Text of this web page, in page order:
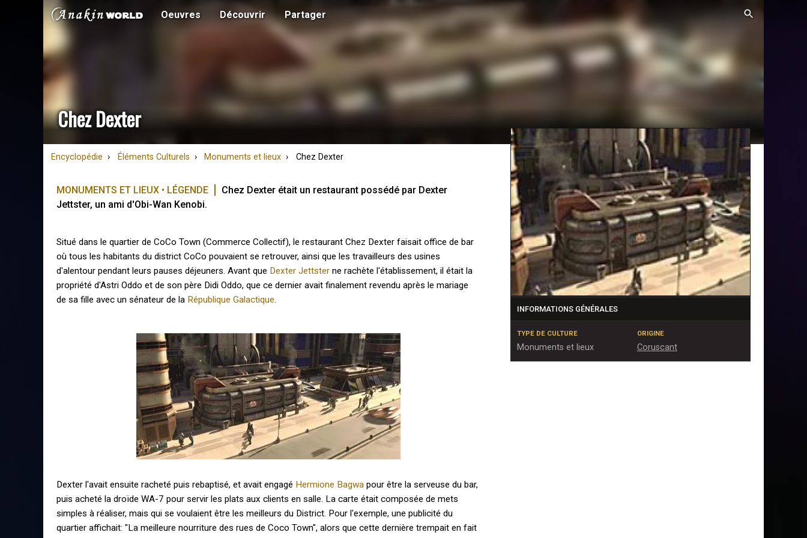
Oeuvres Découvrir Partager
Chez Dexter
Encyclopédie Éléments Culturels Monuments et lieux Chez Dexter
INFORMATIONS GÉNÉRALES
TYPE DE CULTURE
Monuments et lieux
ORIGINE
Coruscant
MONUMENTS ET LIEUX • LÉGENDE
Chez Dexter était un restaurant possédé par Dexter
Jettster, un ami d'Obi-Wan Kenobi.
Situé dans le quartier de CoCo Town (Commerce Collectif), le restaurant Chez Dexter faisait office de bar
où tous les habitants du district CoCo pouvaient se retrouver, ainsi que les travailleurs des usines
d'alentour pendant leurs pauses déjeuners. Avant que Dexter Jettster ne rachète l'établissement, il était la
propriété d'Astri Oddo et de son père Didi Oddo, que ce dernier avait finalement revendu après le mariage
de sa fille avec un sénateur de la République Galactique
Dexter l'avait ensuite racheté puis rebaptisé, et avait engagé Hermione Bagwa pour être la serveuse du bar,
puis acheté la droïde WA-7 pour servir les plats aux clients en salle. La carte était composée de mets
simples à réaliser, mais qui se voulaient être les meilleurs du District. Pour l'exemple, une publicité du
quartier affichait: "La meilleure nourriture des rues de Coco Town", alors que cette dernière trempait en fait